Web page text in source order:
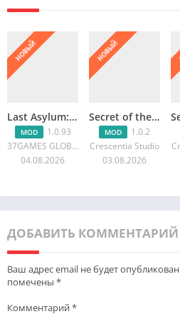
НОВЫЙ
Last Asylum: Выживание в чуме
MOD
1.0.93
37GAMES GLOBAL
04.08.2026
НОВЫЙ
Secret of the cellar : Eternal
MOD
1.0.2
Crescentia Studio
03.08.2026
ДОБАВИТЬ КОММЕНТАРИЙ
Ваш адрес email не будет
помечены *
Комментарий*